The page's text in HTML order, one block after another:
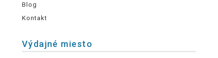
Blog
Kontakt
Výdajné miesto